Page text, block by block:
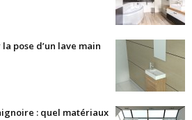
pose d’un lave main
: quel matériaux